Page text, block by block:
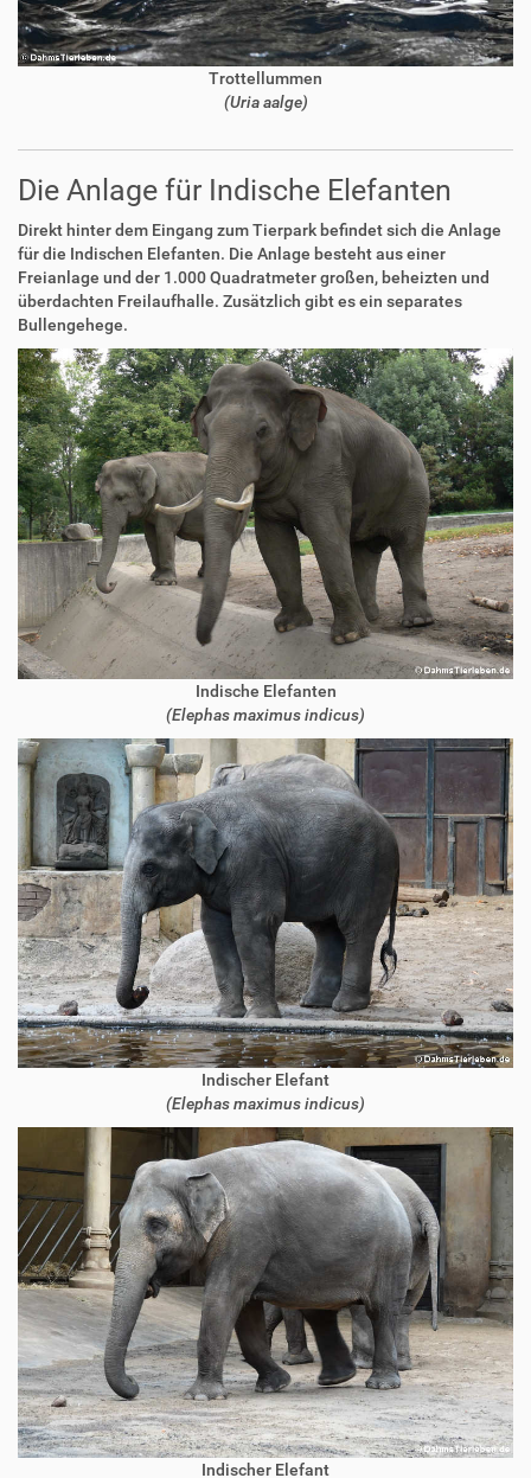
Trottellummen
(Uria aalge)
Die Anlage für Indische Elefanten
Direkt hinter dem Eingang zum Tierpark befindet sich die Anlage
für die Indischen Elefanten. Die Anlage besteht aus einer
Freianlage und der 1.000 Quadratmeter großen, beheizten und
überdachten Freilaufhalle. Zusätzlich gibt es ein separates
Bullengehege.
Indische Elefanten
(Elephas maximus indicus)
Indischer Elefant
(Elephas maximus indicus)
Indischer Elefant